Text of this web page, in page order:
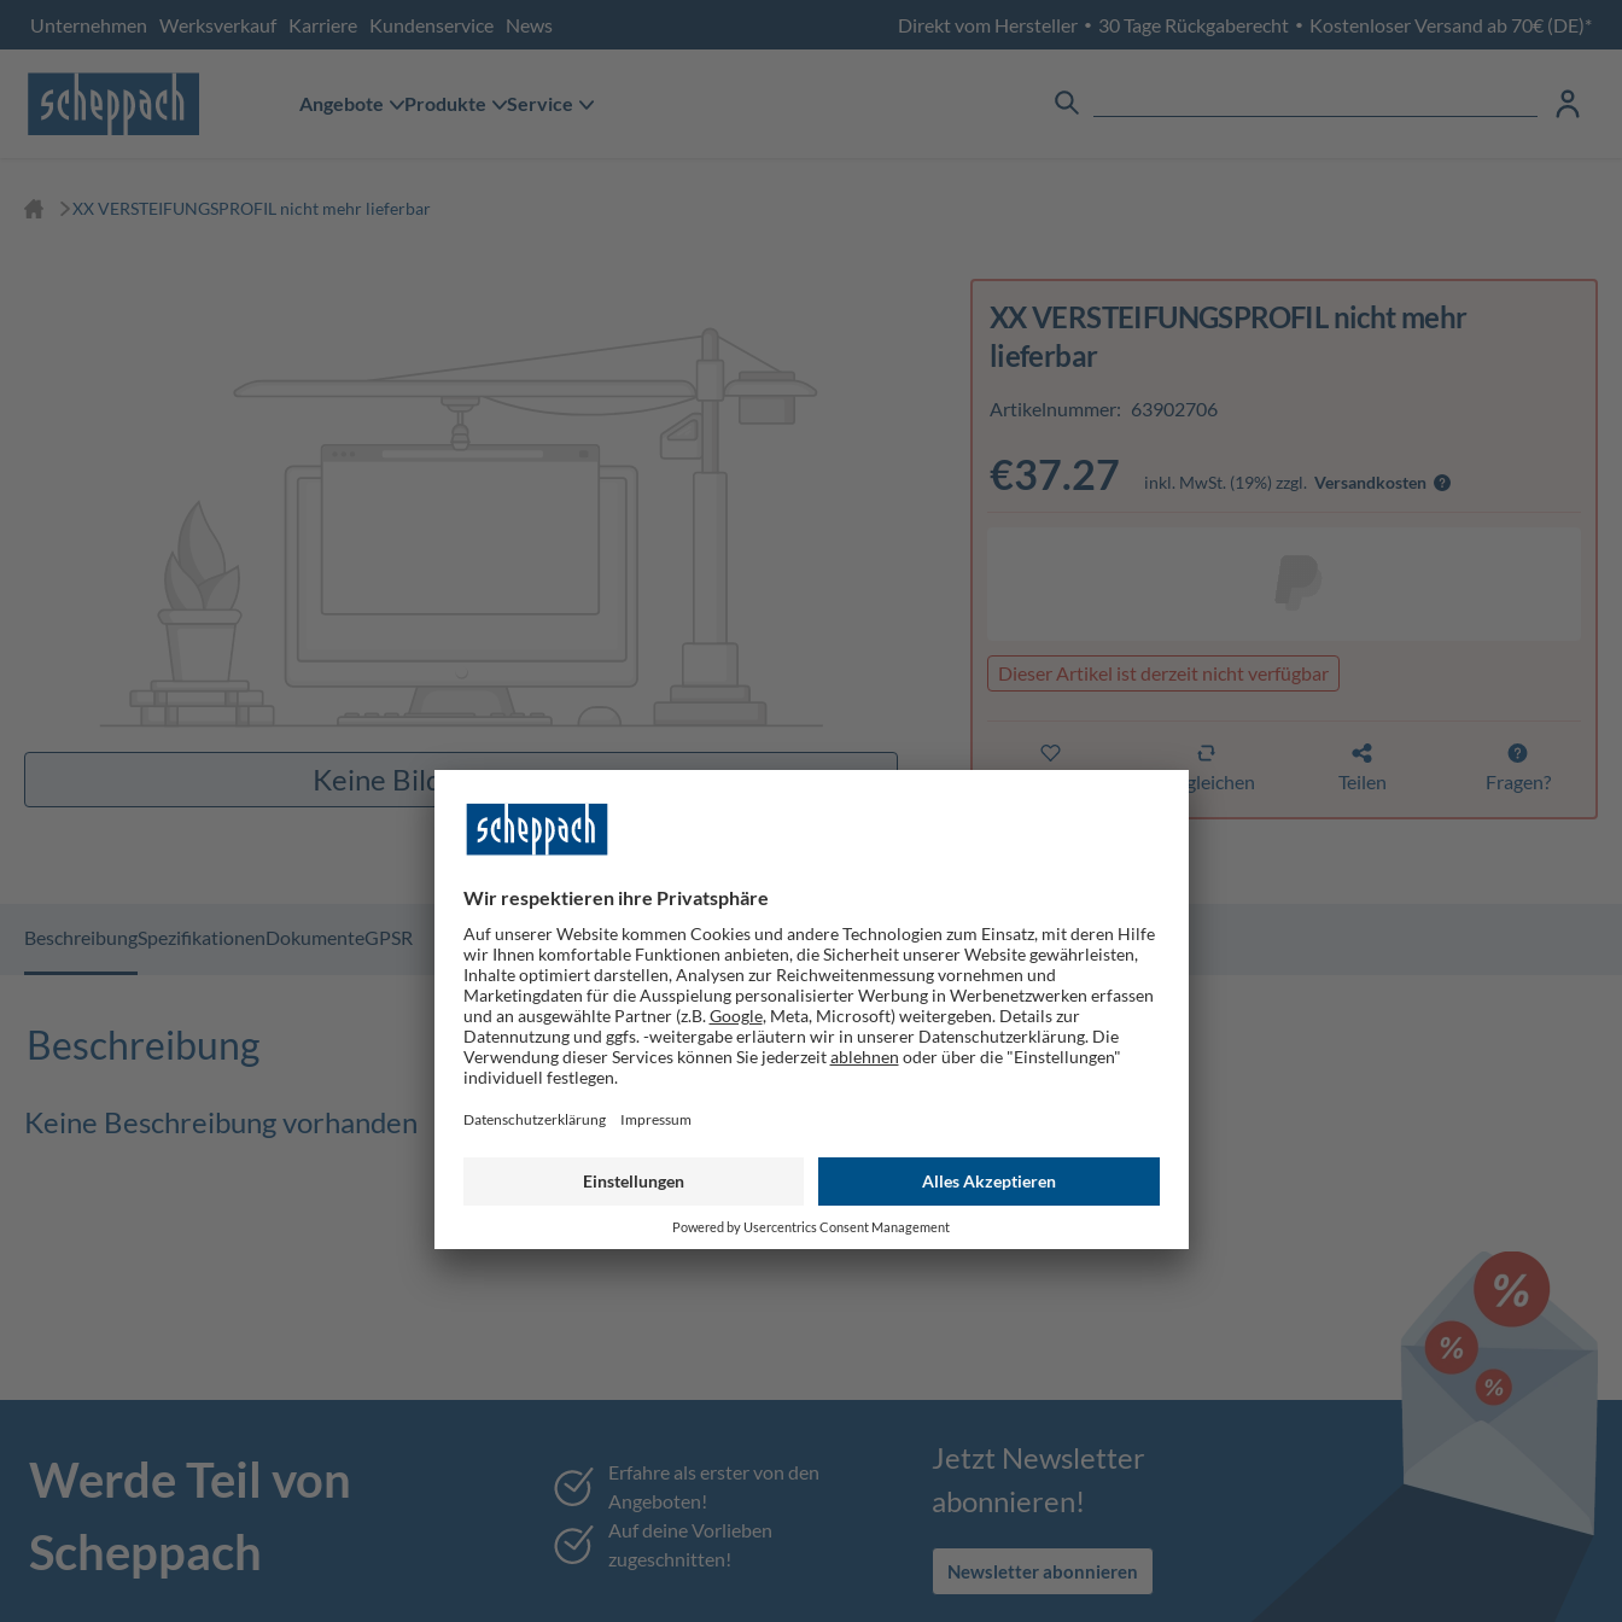
Unternehmen Werksverkauf Karriere Kundenservice News Direkt vom Hersteller • 30 Tage Rückgaberecht • Kostenloser Versand ab 70€ (DE)*
Angebote Produkte Service
XX VERSTEIFUNGSPROFIL nicht mehr lieferbar
Keine Bilder vorhanden
XX VERSTEIFUNGSPROFIL nicht mehr
lieferbar
Artikelnummer: 63902706
€37.27 inkl. MwSt. (19%) zzgl. Versandkosten
Dieser Artikel ist derzeit nicht verfügbar
Vergleichen Teilen Fragen?
BeschreibungSpezifikationenDokumenteGPSR
Beschreibung
Keine Beschreibung vorhanden
Werde Teil von
Scheppach
Erfahre als erster von den
Angeboten!
Auf deine Vorlieben
zugeschnitten!
Jetzt Newsletter
abonnieren!
Newsletter abonnieren